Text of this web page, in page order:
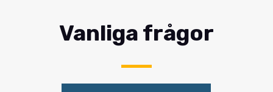
Vanliga frågor